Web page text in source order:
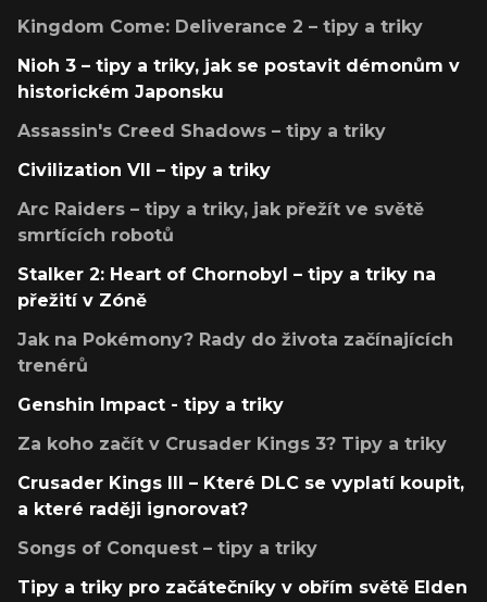
Kingdom Come: Deliverance 2 – tipy a triky
Nioh 3 – tipy a triky, jak se postavit démonům v
historickém Japonsku
Assassin's Creed Shadows – tipy a triky
Civilization VII – tipy a triky
Arc Raiders – tipy a triky, jak přežít ve světě
smrtících robotů
Stalker 2: Heart of Chornobyl – tipy a triky na
přežití v Zóně
Jak na Pokémony? Rady do života začínajících
trenérů
Genshin Impact - tipy a triky
Za koho začít v Crusader Kings 3? Tipy a triky
Crusader Kings III – Které DLC se vyplatí koupit,
a které raději ignorovat?
Songs of Conquest – tipy a triky
Tipy a triky pro začátečníky v obřím světě Elden